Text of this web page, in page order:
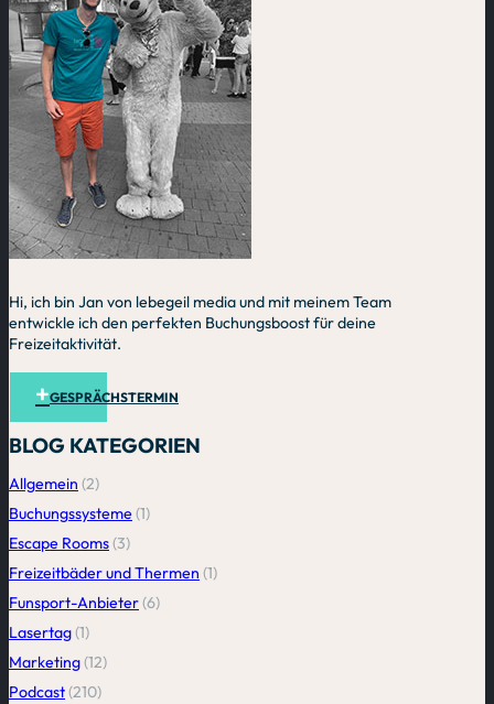
Hi, ich bin Jan von lebegeil media und mit meinem Team
entwickle ich den perfekten Buchungsboost für deine
Freizeitaktivität.
GESPRÄCHSTERMIN
BLOG KATEGORIEN
Allgemein (2)
Buchungssysteme(1)
Escape Rooms(3)
Freizeitbäder und Thermen (1)
Funsport-Anbieter(6)
Lasertag(1)
Marketing(12)
Podcast(210)